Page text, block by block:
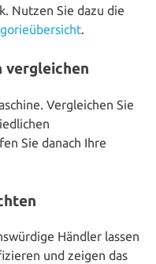
Nutzen Sie dazu die
.
vergleichen
Ver­glei­chen Sie
Sie danach Ihre
Händler lassen
und zeigen das